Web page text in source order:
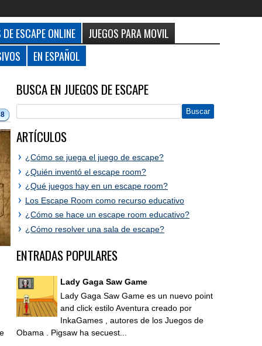
ESCAPE ONLINE
JUEGOS PARA MOVIL
EN ESPAÑOL
BUSCA EN JUEGOS DE ESCAPE
ARTÍCULOS
¿Cómo se juega el juego de escape?
¿Quién inventó el escape room?
¿Qué juegos hay en un escape room?
Los Escape Room como recurso educativo
¿Cómo se hace un escape room educativo?
¿Cómo resolver una sala de escape?
ENTRADAS POPULARES
Lady Gaga Saw Game
Lady Gaga Saw Game es un nuevo point
and click estilo Aventura creado por
InkaGames , autores de los Juegos de
Obama . Pigsaw ha secuest...